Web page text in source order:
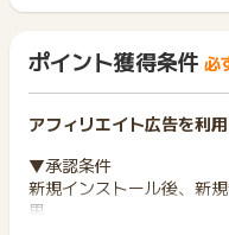
ポイント獲得条件 必
アフィリエイト広告を利
▼承認条件
新規インストール後、新
果